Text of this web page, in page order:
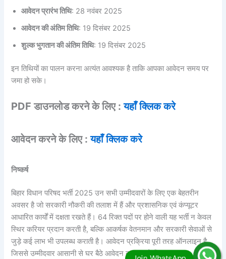
आवेदन प्रारंभ तिथि: 28 नवंबर 2025
आवेदन की अंतिम तिथि: 19 दिसंबर 2025
शुल्क भुगतान की अंतिम तिथि: 19 दिसंबर 2025
इन तिथियों का पालन करना अत्यंत आवश्यक है ताकि आपका आवेदन समय पर
जमा हो सके।
PDF डाउनलोड करने के लिए :यहाँ क्लिक करे
आवेदन करने के लिए :यहाँ क्लिक करे
निष्कर्ष
बिहार विधान परिषद भर्ती 2025 उन सभी उम्मीदवारों के लिए एक बेहतरीन
अवसर है जो सरकारी नौकरी की तलाश में हैं और प्रशासनिक एवं कंप्यूटर
आधारित कार्यों में दक्षता रखते हैं। 64 रिक्त पदों पर होने वाली यह भर्ती न केवल
स्थिर करियर प्रदान करती है, बल्कि आकर्षक वेतनमान और सरकारी सेवाओं से
जुड़े कई लाभ भी उपलब्ध कराती है। आवेदन प्रक्रिया पूरी तरह ऑनलाइन है,
जिससे उम्मीदवार आसानी से घर बैठे आवेदन कर सकते हैं।